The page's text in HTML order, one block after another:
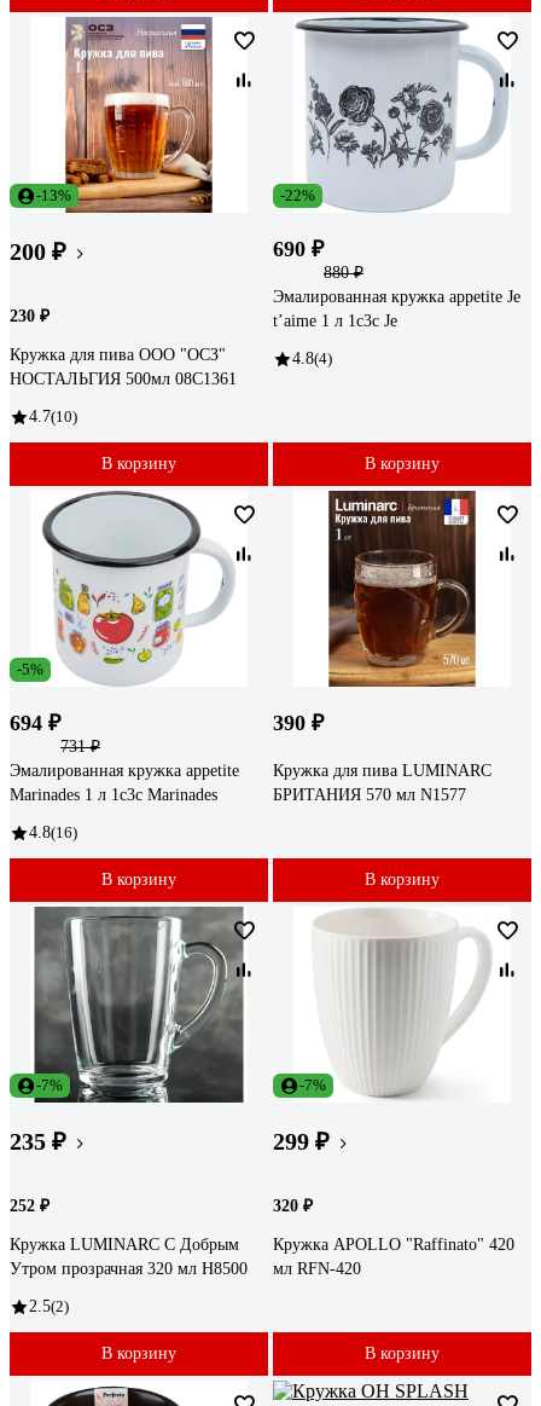
-13%
200 ₽
230 ₽
Кружка для пива ООО "ОСЗ"
НОСТАЛЬГИЯ 500мл 08C1361
4.7(10)
В корзину
-22%
690 ₽
880 ₽
Эмалированная кружка appetite Je
t’aime 1 л 1с3с Je
4.8(4)
В корзину
-5%
694 ₽
731 ₽
Эмалированная кружка appetite
Marinades 1 л 1с3с Marinades
4.8(16)
В корзину
390 ₽
Кружка для пива LUMINARC
БРИТАНИЯ 570 мл N1577
В корзину
-7%
235 ₽
252 ₽
Кружка LUMINARC С Добрым
Утром прозрачная 320 мл H8500
2.5(2)
В корзину
-7%
299 ₽
320 ₽
Кружка APOLLO "Raffinato" 420
мл RFN-420
В корзину